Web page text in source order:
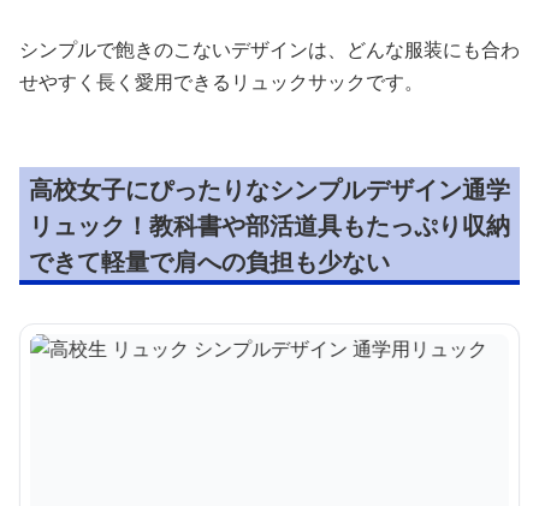
シンプルで飽きのこないデザインは、どんな服装にも合わ
せやすく長く愛用できるリュックサックです。
高校女子にぴったりなシンプルデザイン通学
リュック！教科書や部活道具もたっぷり収納
できて軽量で肩への負担も少ない